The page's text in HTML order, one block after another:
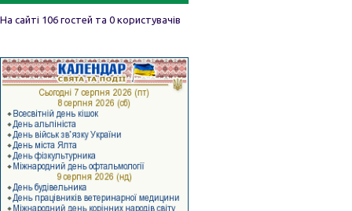
На сайті 106 гостей та 0 користувачів